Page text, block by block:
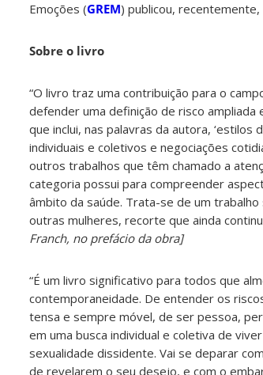
Emoções (GREM) publicou, recentemente,
Sobre o livro
“O livro traz uma contribuição para o
defender uma definição de risco ampliada
que inclui, nas palavras da autora,
individuais e coletivos e negociações
outros trabalhos que têm chamado a
categoria possui para compreender
âmbito da saúde. Trata-se de um
outras mulheres, recorte que ainda
Franch, no prefácio da obra]
“É um livro significativo para todos que
contemporaneidade. De entender os
tensa e sempre móvel, de ser pessoa,
em uma busca individual e coletiva de
sexualidade dissidente. Vai se deparar
de revelarem o seu desejo, e com o